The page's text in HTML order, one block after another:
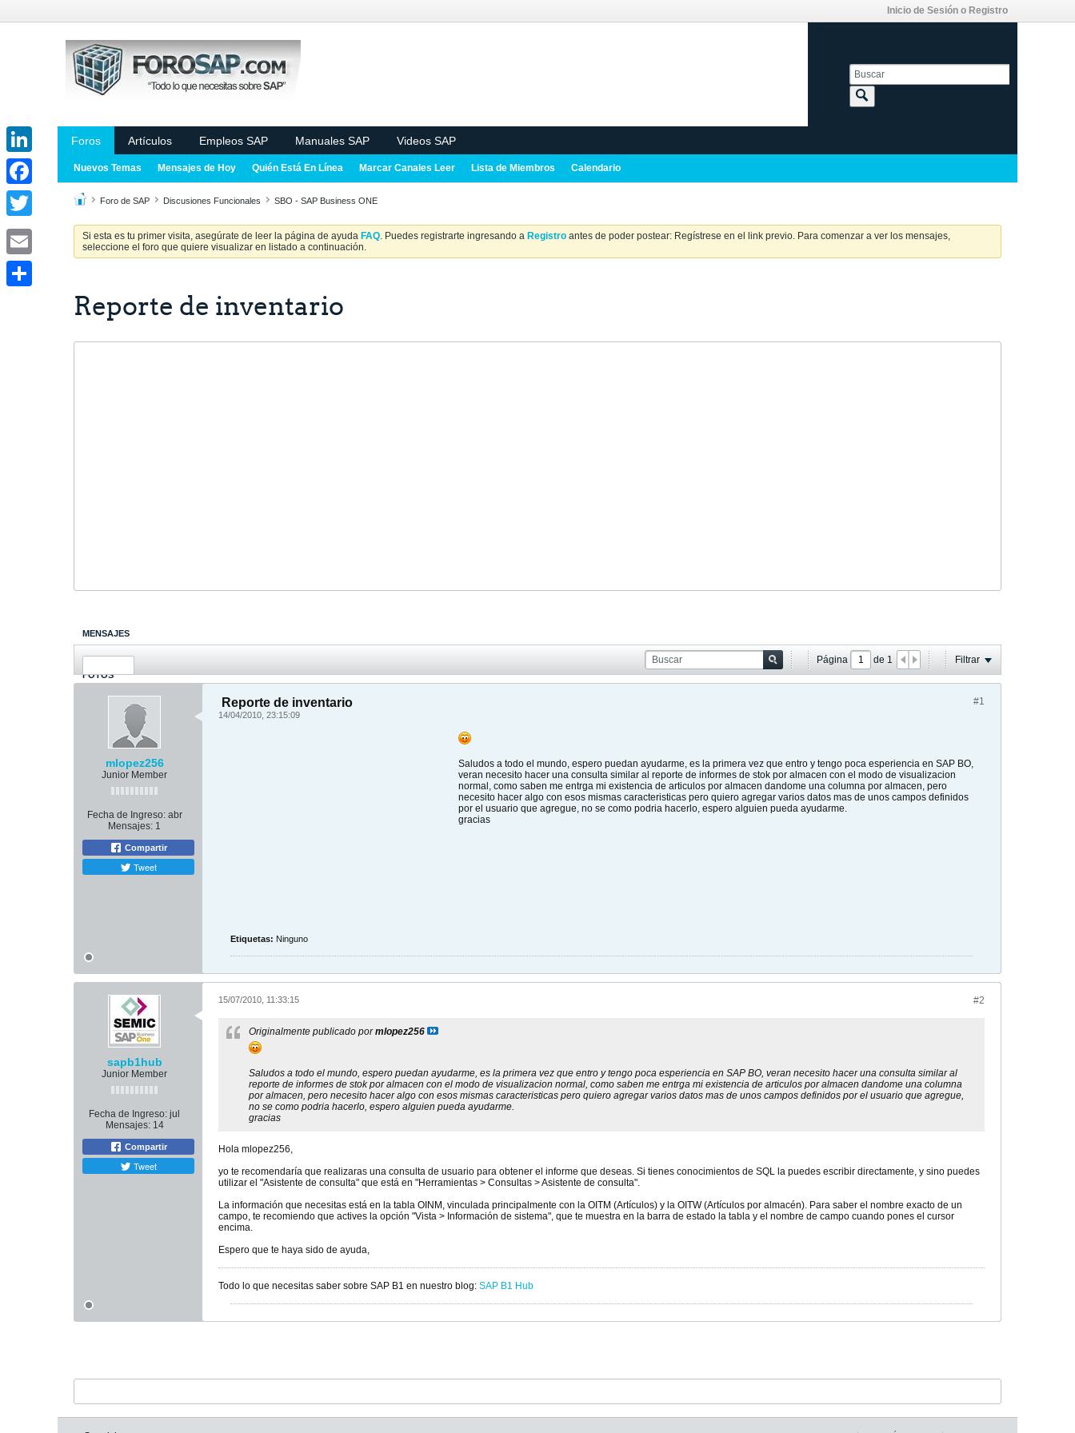
Inicio de Sesión o Registro
Foros Artículos Empleos SAP Manuales SAP Videos SAP
Nuevos Temas Mensajes de Hoy Quién Está En Línea Marcar Canales Leer Lista de Miembros Calendario
Foro de SAP Discusiones Funcionales SBO - SAP Business ONE
Si esta es tu primer visita, asegúrate de leer la página de ayuda FAQ. Puedes registrarte ingresando a Registro antes de poder postear: Regístrese en el link previo. Para comenzar a ver los mensajes,
seleccione el foro que quiere visualizar en listado a continuación.
Reporte de inventario
MENSAJES
ÚLTIMA ACTIVIDAD
FOTOS
Página de 1 Filtrar
mlopez256
Junior Member
Fecha de Ingreso: abr
Mensajes: 1
Compartir
Tweet
#1
Reporte de inventario
14/04/2010, 23:15:09
Saludos a todo el mundo, espero puedan ayudarme, es la primera vez que entro y tengo poca esperiencia en SAP BO,
veran necesito hacer una consulta similar al reporte de informes de stok por almacen con el modo de visualizacion
normal, como saben me entrga mi existencia de articulos por almacen dandome una columna por almacen, pero
necesito hacer algo con esos mismas caracteristicas pero quiero agregar varios datos mas de unos campos definidos
por el usuario que agregue, no se como podria hacerlo, espero alguien pueda ayudarme.
gracias
Etiquetas: Ninguno
sapb1hub
Junior Member
Fecha de Ingreso: jul
Mensajes: 14
Compartir
Tweet
#2
15/07/2010, 11:33:15
Originalmente publicado pormlopez256
Saludos a todo el mundo, espero puedan ayudarme, es la primera vez que entro y tengo poca esperiencia en SAP BO, veran necesito hacer una consulta similar al
reporte de informes de stok por almacen con el modo de visualizacion normal, como saben me entrga mi existencia de articulos por almacen dandome una columna
por almacen, pero necesito hacer algo con esos mismas caracteristicas pero quiero agregar varios datos mas de unos campos definidos por el usuario que agregue,
no se como podria hacerlo, espero alguien pueda ayudarme.
gracias
Hola mlopez256,
yo te recomendaría que realizaras una consulta de usuario para obtener el informe que deseas. Si tienes conocimientos de SQL la puedes escribir directamente, y sino puedes
utilizar el "Asistente de consulta" que está en "Herramientas > Consultas > Asistente de consulta".
La información que necesitas está en la tabla OINM, vinculada principalmente con la OITM (Artículos) y la OITW (Artículos por almacén). Para saber el nombre exacto de un
campo, te recomiendo que actives la opción "Vista > Información de sistema", que te muestra en la barra de estado la tabla y el nombre de campo cuando pones el cursor
encima.
Espero que te haya sido de ayuda,
Todo lo que necesitas saber sobre SAP B1 en nuestro blog: SAP B1 Hub
LinkedIn
Facebook
Twitter
Email